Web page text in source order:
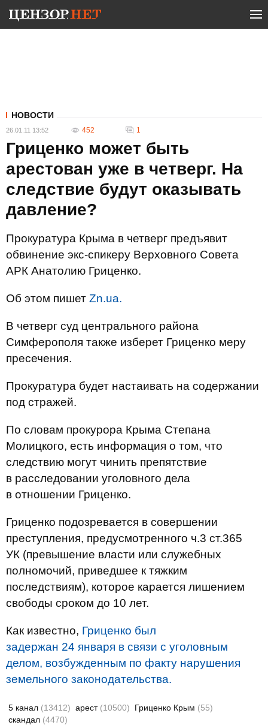
НОВОСТИ
26.01.11 13:52 452 1
Гриценко может быть
арестован уже в четверг. На
следствие будут оказывать
давление?
Прокуратура Крыма в четверг предъявит
обвинение экс-спикеру Верховного Совета
АРК Анатолию Гриценко.
Об этом пишет Zn.ua.
В четверг суд центрального района
Симферополя также изберет Гриценко меру
пресечения.
Прокуратура будет настаивать на содержании
под стражей.
По словам прокурора Крыма Степана
Молицкого, есть информация о том, что
следствию могут чинить препятствие
в расследовании уголовного дела
в отношении Гриценко.
Гриценко подозревается в совершении
преступления, предусмотренного ч.3 ст.365
УК (превышение власти или служебных
полномочий, приведшее к тяжким
последствиям), которое карается лишением
свободы сроком до 10 лет.
Как известно, Гриценко был
задержан 24 января в связи с уголовным
делом, возбужденным по факту нарушения
земельного законодательства.
5 канал (13412) арест (10500) Гриценко Крым (55)
скандал (4470)